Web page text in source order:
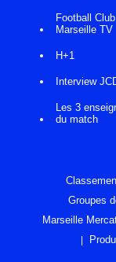
Football
Marseille TV
H+1
Interview
Les 3
du match
Groupes
Marseille